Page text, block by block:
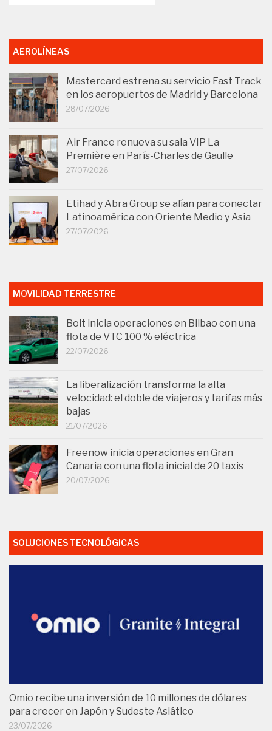
AEROLÍNEAS
Mastercard estrena su servicio Fast Track
en los aeropuertos de Madrid y Barcelona
28/07/2026
Air France renueva su sala VIP La
Première en París-Charles de Gaulle
27/07/2026
Etihad y Abra Group se alían para conectar
Latinoamérica con Oriente Medio y Asia
27/07/2026
MOVILIDAD TERRESTRE
Bolt inicia operaciones en Bilbao con una
flota de VTC 100 % eléctrica
22/07/2026
La liberalización transforma la alta
velocidad: el doble de viajeros y tarifas más
bajas
21/07/2026
Freenow inicia operaciones en Gran
Canaria con una flota inicial de 20 taxis
20/07/2026
SOLUCIONES TECNOLÓGICAS
Omio recibe una inversión de 10 millones de dólares
para crecer en Japón y Sudeste Asiático
23/07/2026